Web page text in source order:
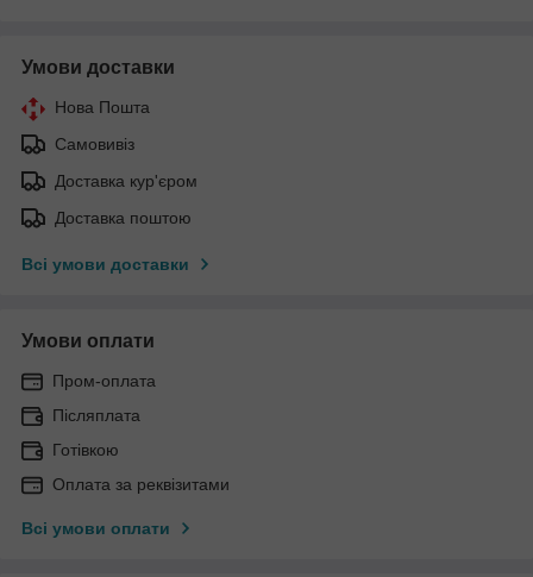
Умови доставки
Нова Пошта
Самовивіз
Доставка кур'єром
Доставка поштою
Всі умови доставки
Умови оплати
Пром-оплата
Післяплата
Готівкою
Оплата за реквізитами
Всі умови оплати